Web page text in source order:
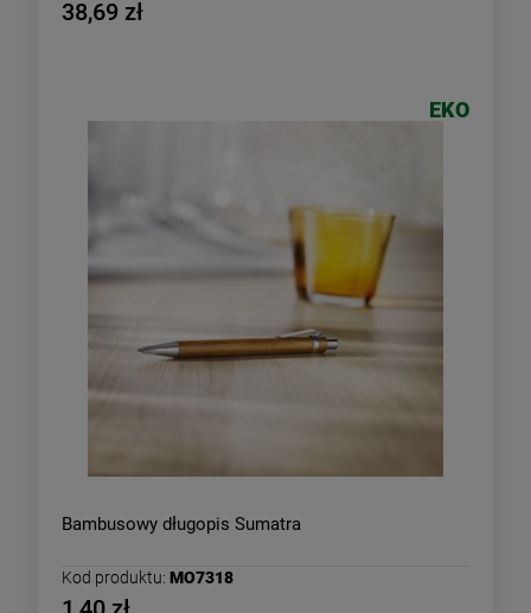
38,69 zł
Bambusowy długopis Sumatra
Kod produktu: MO7318
EKO